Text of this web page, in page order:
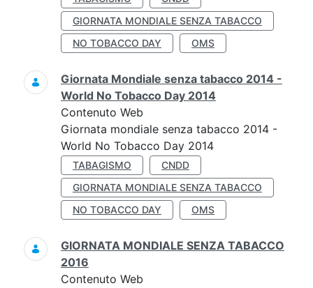
GIORNATA MONDIALE SENZA TABACCO
NO TOBACCO DAY
OMS
Giornata Mondiale senza tabacco 2014 -
World No Tobacco Day 2014
Contenuto Web
Giornata mondiale senza tabacco 2014 -
World No Tobacco Day 2014
TABAGISMO
CNDD
GIORNATA MONDIALE SENZA TABACCO
NO TOBACCO DAY
OMS
GIORNATA MONDIALE SENZA TABACCO
2016
Contenuto Web